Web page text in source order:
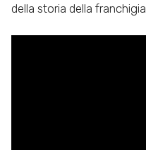
della storia della franchigia.